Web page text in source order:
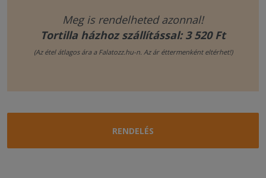
Meg is rendelheted azonnal!
Tortilla házhoz szállítással: 3 520 Ft
(Az étel átlagos ára a Falatozz.hu-n. Az ár éttermenként eltérhet!)
RENDELÉS